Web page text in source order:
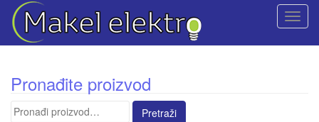
T
Pronađite proizvod
Pretraga